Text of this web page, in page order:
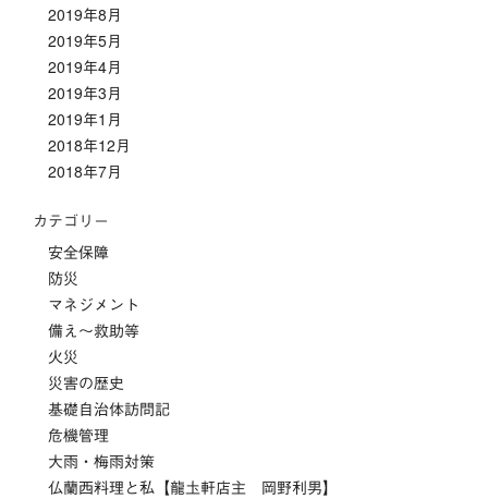
2019年8月
2019年5月
2019年4月
2019年3月
2019年1月
2018年12月
2018年7月
カテゴリー
安全保障
防災
マネジメント
備え～救助等
火災
災害の歴史
基礎自治体訪問記
危機管理
大雨・梅雨対策
仏蘭西料理と私【龍圡軒店主 岡野利男】